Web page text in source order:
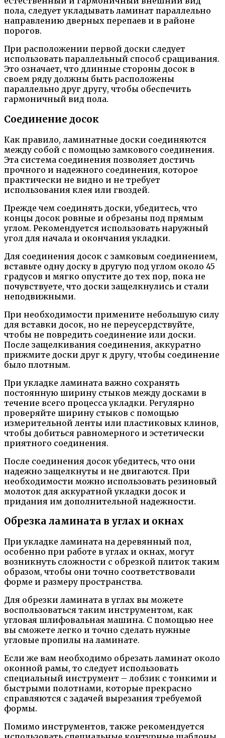
пола, следует укладывать ламинат параллельно
направлению дверных перепаев и в районе
порогов.
При расположении первой доски следует
использовать параллельный способ сращивания.
Это означает, что длинные стороны досок в
своем ряду должны быть расположены
параллельно друг другу, чтобы обеспечить
гармоничный вид пола.
Соединение досок
Как правило, ламинатные доски соединяются
между собой с помощью замкового соединения.
Эта система соединения позволяет достичь
прочного и надежного соединения, которое
практически не видно и не требует
использования клея или гвоздей.
Прежде чем соединять доски, убедитесь, что
концы досок ровные и обрезаны под прямым
углом. Рекомендуется использовать наружный
угол для начала и окончания укладки.
Для соединения досок с замковым соединением,
вставьте одну доску в другую под углом около 45
градусов и мягко опустите до тех пор, пока не
почувствуете, что доски защелкнулись и стали
неподвижными.
При необходимости примените небольшую силу
для вставки досок, но не переусердствуйте,
чтобы не повредить соединение или доски.
После защелкивания соединения, аккуратно
прижмите доски друг к другу, чтобы соединение
было плотным.
При укладке ламината важно сохранять
постоянную ширину стыков между досками в
течение всего процесса укладки. Регулярно
проверяйте ширину стыков с помощью
измерительной ленты или пластиковых клинов,
чтобы добиться равномерного и эстетически
приятного соединения.
После соединения досок убедитесь, что они
надежно защелкнуты и не двигаются. При
необходимости можно использовать резиновый
молоток для аккуратной укладки досок и
придания им дополнительной надежности.
Обрезка ламината в углах и окнах
При укладке ламината на деревянный пол,
особенно при работе в углах и окнах, могут
возникнуть сложности с обрезкой плиток таким
образом, чтобы они точно соответствовали
форме и размеру пространства.
Для обрезки ламината в углах вы можете
воспользоваться таким инструментом, как
угловая шлифовальная машина. С помощью нее
вы сможете легко и точно сделать нужные
угловые пропилы на ламинате.
Если же вам необходимо обрезать ламинат около
оконной рамы, то следует использовать
специальный инструмент – лобзик с тонкими и
быстрыми полотнами, которые прекрасно
справляются с задачей вырезания требуемой
формы.
Помимо инструментов, также рекомендуется